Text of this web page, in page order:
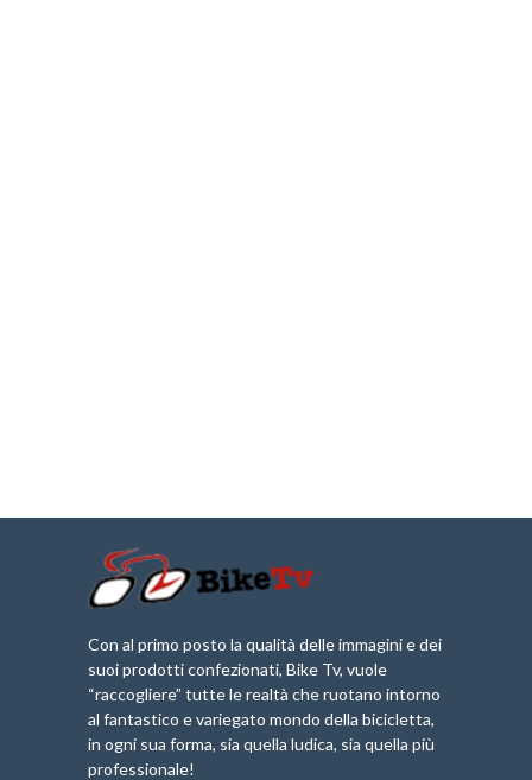
Con al primo posto la qualità delle immagini e dei
suoi prodotti confezionati, Bike Tv, vuole
“raccogliere” tutte le realtà che ruotano intorno
al fantastico e variegato mondo della bicicletta,
in ogni sua forma, sia quella ludica, sia quella più
professionale!